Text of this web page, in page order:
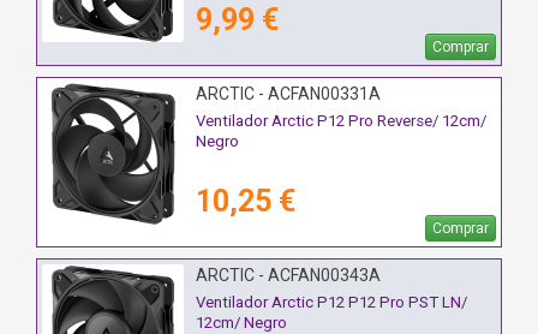
9,99 €
Comprar
ARCTIC - ACFAN00331A
Ventilador Arctic P12 Pro Reverse/ 12cm/
Negro
10,25 €
Comprar
ARCTIC - ACFAN00343A
Ventilador Arctic P12 P12 Pro PST LN/
12cm/ Negro